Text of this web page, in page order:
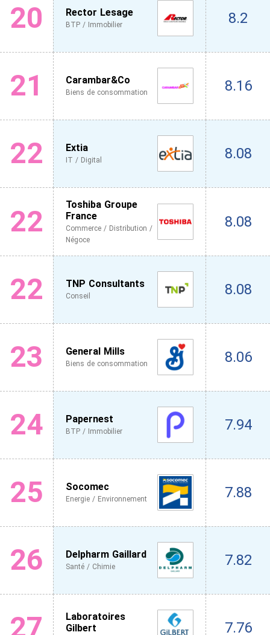
20 Rector Lesage
BTP / Immobilier 8.2
21 Carambar&Co
Biens de consommation 8.16
22 Extia
IT / Digital 8.08
22
Toshiba Groupe
France
Commerce / Distribution /
Négoce
8.08
22 TNP Consultants
Conseil 8.08
23 General Mills
Biens de consommation 8.06
24 Papernest
BTP / Immobilier 7.94
25 Socomec
Energie / Environnement 7.88
26 Delpharm Gaillard
Santé / Chimie 7.82
27
Laboratoires
Gilbert
7.76